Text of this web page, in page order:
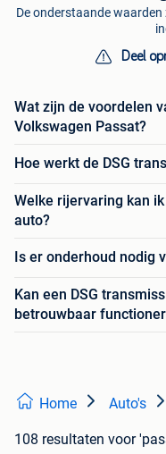
De onderstaande
Deel
Wat zijn de voordelen
Volkswagen Passat?
Hoe werkt de DSG
Welke rijervaring kan
auto?
Is er onderhoud nodig
Kan een DSG
betrouwbaar
Home Auto's
108 resultaten voor